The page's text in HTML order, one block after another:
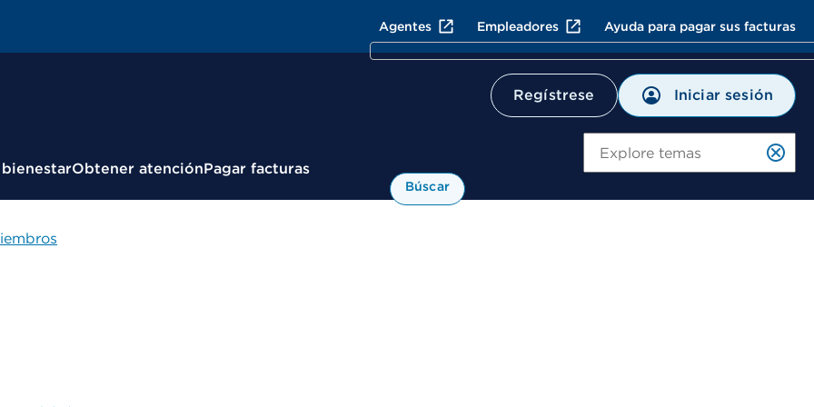
Agentes Empleadores Ayuda para pagar sus facturas
Regístrese Iniciar sesión
Obtener atenciónPagar facturas
Búscar